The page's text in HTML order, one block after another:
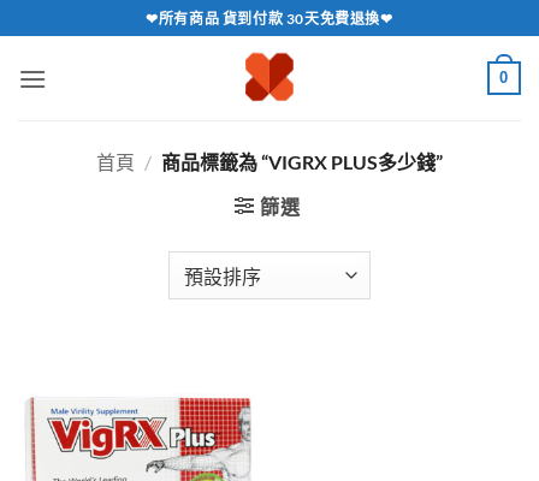
轉
❤所有商品 貨到付款 30天免費退換❤
0
首頁 / 商品標籤為 “VIGRX PLUS多少錢”
篩選